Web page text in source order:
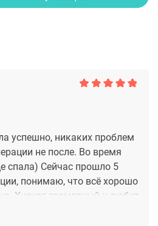
успешно, никаких проблем
не после. Во время
спала) Сейчас прошло 5
понимаю, что всё хорошо
Хирург грамотный и любит
Доктору Филатову